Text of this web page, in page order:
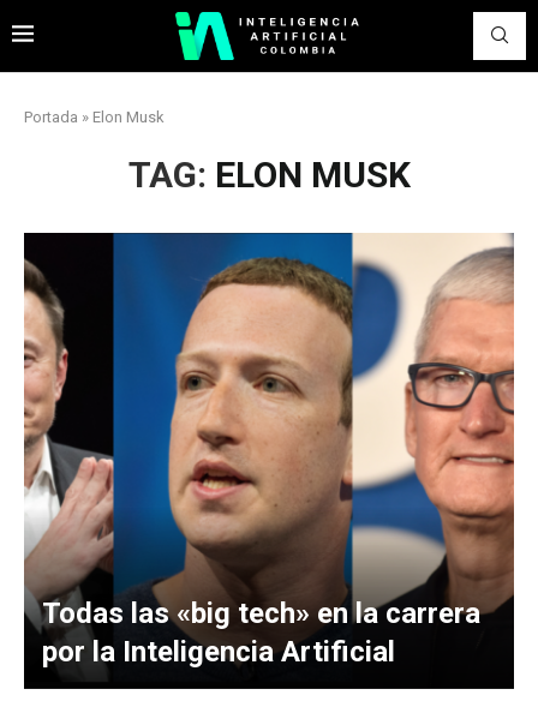
Portada » Elon Musk
TAG: ELON MUSK
Todas las «big tech» en la carrera
por la Inteligencia Artificial